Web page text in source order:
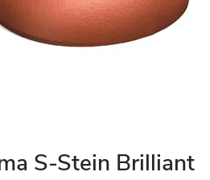
S-Stein Brilliant